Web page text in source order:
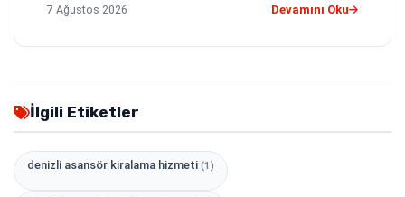
7 Ağustos 2026 Devamını Oku
İlgili Etiketler
denizli asansör kiralama hizmeti (1)